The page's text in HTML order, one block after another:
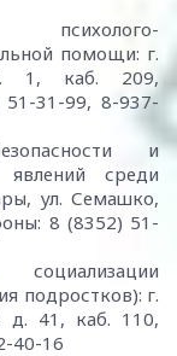
психолого-
помощи: г.
1, каб. 209,
31-99, 8-937-
и
явлений среди
ул. Семашко,
8 (8352) 51-
подростков): г.
д. 41, каб. 110,
40-16